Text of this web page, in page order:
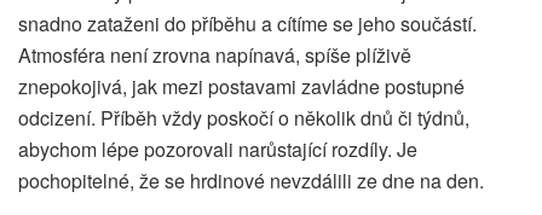
snadno zataženi do příběhu a cítíme se jeho součástí.
Atmosféra není zrovna napínavá, spíše plíživě
znepokojivá, jak mezi postavami zavládne postupné
odcizení. Příběh vždy poskočí o několik dnů či týdnů,
abychom lépe pozorovali narůstající rozdíly. Je
pochopitelné, že se hrdinové nevzdálili ze dne na den.